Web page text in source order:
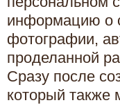
информацию о
фотографии,
проделанной
Сразу после
который также